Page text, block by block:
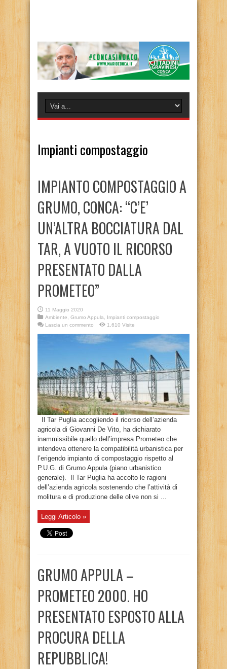
Impianti compostaggio
IMPIANTO COMPOSTAGGIO A
GRUMO, CONCA: “C’E’
UN’ALTRA BOCCIATURA DAL
TAR, A VUOTO IL RICORSO
PRESENTATO DALLA
PROMETEO”
11 Maggio 2020
Ambiente
Grumo Appula
Impianti compostaggio
Lascia un commento
1,610 Visite
Il Tar Puglia accogliendo il ricorso dell’azienda
agricola di Giovanni De Vito, ha dichiarato
inammissibile quello dell’impresa Prometeo che
intendeva ottenere la compatibilità urbanistica per
l’erigendo impianto di compostaggio rispetto al
P.U.G. di Grumo Appula (piano urbanistico
generale). Il Tar Puglia ha accolto le ragioni
dell’azienda agricola sostenendo che l’attività di
molitura e di produzione delle olive non si ...
Leggi Articolo »
GRUMO APPULA –
PROMETEO 2000. HO
PRESENTATO ESPOSTO ALLA
PROCURA DELLA
REPUBBLICA!